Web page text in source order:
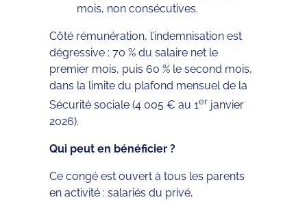
mois, non consécutives.
Côté rémunération, l’indemnisation est
dégressive : 70 % du salaire net le
premier mois, puis 60 % le second mois,
dans la limite du plafond mensuel de la
Sécurité sociale (4 005 € au 1er janvier
2026).
Qui peut en bénéficier ?
Ce congé est ouvert à tous les parents
en activité : salariés du privé,